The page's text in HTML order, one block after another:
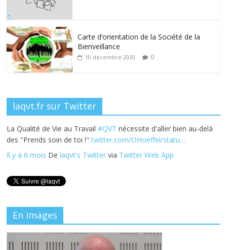
o
o
k
Carte d’orientation de la Société de la
Bienveillance
10 décembre 2020 0
laqvt.fr sur Twitter
La Qualité de Vie au Travail#QVT nécessite d'aller bien au-delà
des "Prends soin de toi !"twitter.com/OHoeffel/statu…
Il y a 6 mois Delaqvt's Twitter via Twitter Web App
En images